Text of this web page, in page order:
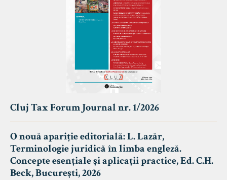
Cluj Tax Forum Journal nr. 1/2026
O nouă apariție editorială: L. Lazăr,
Terminologie juridică în limba engleză.
Concepte esențiale și aplicații practice, Ed. C.H.
Beck, București, 2026